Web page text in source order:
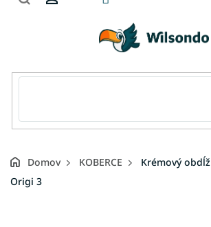
Domov KOBERCE
Krémový
Origi 3